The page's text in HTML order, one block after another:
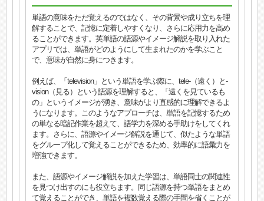
単語の意味をただ覚えるのではなく、その背景や成り立ちを理
解することで、記憶に定着しやすくなり、さらに応用力を高め
ることができます。英単語の語源やイメージ解説を取り入れた
アプリでは、単語がどのようにして生まれたのかを学ぶこと
で、意味が自然に身につきます。
例えば、「television」という単語を学ぶ際に、tele-（遠く）と-
vision（見る）という語源を理解すると、「遠くを見ているも
の」というイメージが湧き、意味がより直感的に理解できるよ
うになります。このようなアプローチは、単語を記憶するため
の単なる暗記作業を超えて、語学力を深める手助けをしてくれ
ます。さらに、語源やイメージ解説を通じて、似たような単語
をグループ化して覚えることができるため、効率的に語彙力を
増強できます。
また、語源やイメージ解説を加えた学習は、単語同士の関連性
を見つけ出すのにも役立ちます。同じ語源を持つ単語をまとめ
て覚えることができ、単語を複数覚える際の手間を省くことが